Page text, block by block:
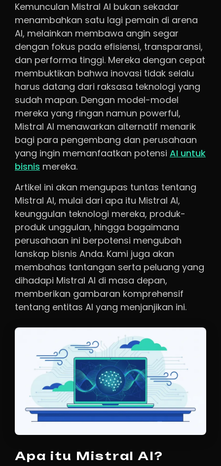
Kemunculan Mistral AI bukan sekadar
menambahkan satu lagi pemain di arena
AI, melainkan membawa angin segar
dengan fokus pada efisiensi, transparansi,
dan performa tinggi. Mereka dengan cepat
membuktikan bahwa inovasi tidak selalu
harus datang dari raksasa teknologi yang
sudah mapan. Dengan model-model
mereka yang ringan namun powerful,
Mistral AI menawarkan alternatif menarik
bagi para pengembang dan perusahaan
yang ingin memanfaatkan potensi AI untuk
bisnis mereka.
Artikel ini akan mengupas tuntas tentang
Mistral AI, mulai dari apa itu Mistral AI,
keunggulan teknologi mereka, produk-
produk unggulan, hingga bagaimana
perusahaan ini berpotensi mengubah
lanskap bisnis Anda. Kami juga akan
membahas tantangan serta peluang yang
dihadapi Mistral AI di masa depan,
memberikan gambaran komprehensif
tentang entitas AI yang menjanjikan ini.
Apa itu Mistral AI?